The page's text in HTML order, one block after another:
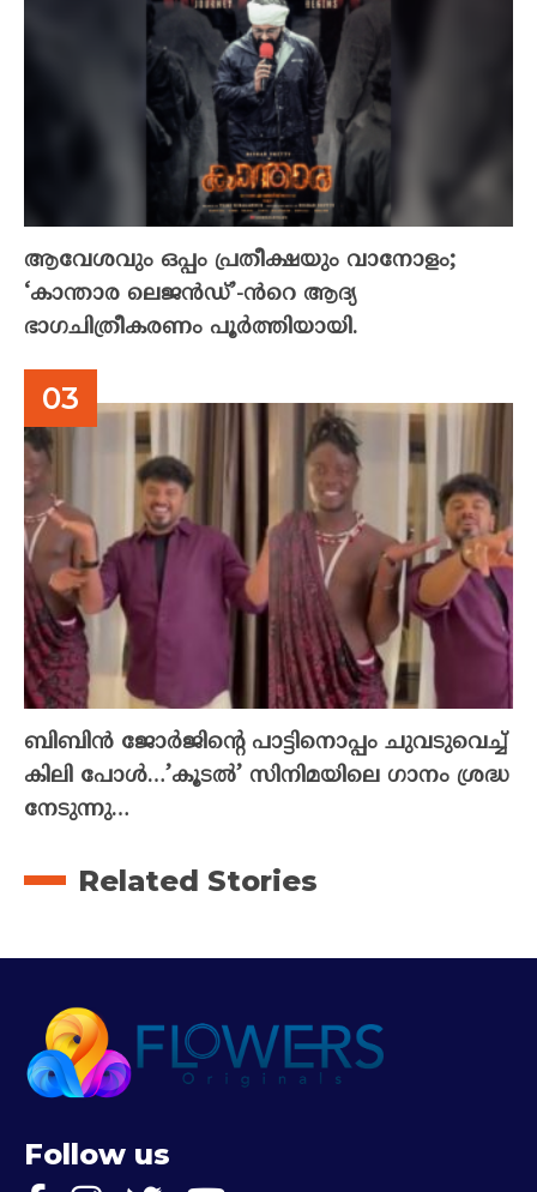
ആവേശവും ഒപ്പം പ്രതീക്ഷയും വാനോളം;
‘കാന്താര ലെജൻഡ്’-ൻറെ ആദ്യ
ഭാഗചിത്രീകരണം പൂർത്തിയായി.
ബിബിൻ ജോർജിന്റെ പാട്ടിനൊപ്പം ചുവടുവെച്ച്
കിലി പോൾ…’കൂടൽ’ സിനിമയിലെ ഗാനം ശ്രദ്ധ
നേടുന്നു…
Related Stories
Follow us